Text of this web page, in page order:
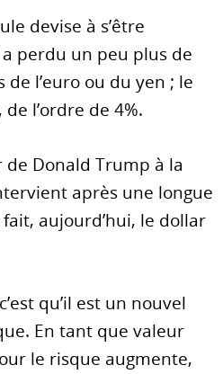
devise à s’être
perdu un peu plus de
l’euro ou du yen ; le
l’ordre de 4%.
Donald Trump à la
après une longue
aujourd’hui, le dollar
qu’il est un nouvel
En tant que valeur
le risque augmente,